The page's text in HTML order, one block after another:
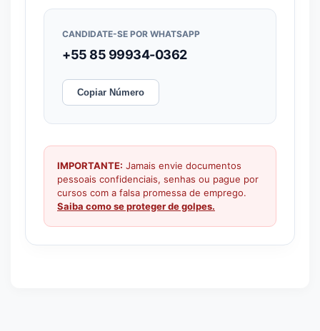
CANDIDATE-SE POR WHATSAPP
+55 85 99934-0362
Copiar Número
IMPORTANTE: Jamais envie documentos
pessoais confidenciais, senhas ou pague por
cursos com a falsa promessa de emprego.
Saiba como se proteger de golpes.